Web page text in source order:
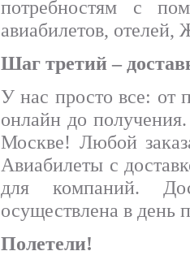
потребностям с
авиабилетов, отелей,
Шаг третий –
У нас просто все: от
онлайн до
Москве! Любой
Авиабилеты с
для компаний.
осуществлена в день
Полетели!